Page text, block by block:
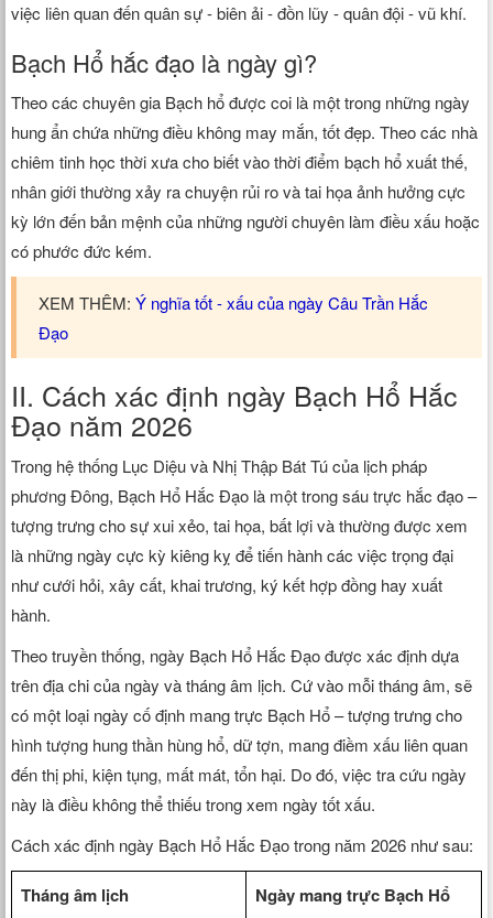
việc liên quan đến quân sự - biên ải - đồn lũy - quân đội - vũ khí.
Bạch Hổ hắc đạo là ngày gì?
Theo các chuyên gia Bạch hổ được coi là một trong những ngày
hung ẩn chứa những điều không may mắn, tốt đẹp. Theo các nhà
chiêm tinh học thời xưa cho biết vào thời điểm bạch hổ xuất thế,
nhân giới thường xảy ra chuyện rủi ro và tai họa ảnh hưởng cực
kỳ lớn đến bản mệnh của những người chuyên làm điều xấu hoặc
có phước đức kém.
XEM THÊM: Ý nghĩa tốt - xấu của ngày Câu Trần Hắc
Đạo
II. Cách xác định ngày Bạch Hổ Hắc
Đạo năm 2026
Trong hệ thống Lục Diệu và Nhị Thập Bát Tú của lịch pháp
phương Đông, Bạch Hổ Hắc Đạo là một trong sáu trực hắc đạo –
tượng trưng cho sự xui xẻo, tai họa, bất lợi và thường được xem
là những ngày cực kỳ kiêng kỵ để tiến hành các việc trọng đại
như cưới hỏi, xây cất, khai trương, ký kết hợp đồng hay xuất
hành.
Theo truyền thống, ngày Bạch Hổ Hắc Đạo được xác định dựa
trên địa chi của ngày và tháng âm lịch. Cứ vào mỗi tháng âm, sẽ
có một loại ngày cố định mang trực Bạch Hổ – tượng trưng cho
hình tượng hung thần hùng hổ, dữ tợn, mang điềm xấu liên quan
đến thị phi, kiện tụng, mất mát, tổn hại. Do đó, việc tra cứu ngày
này là điều không thể thiếu trong xem ngày tốt xấu.
Cách xác định ngày Bạch Hổ Hắc Đạo trong năm 2026 như sau:
Tháng âm lịch Ngày mang trực Bạch Hổ